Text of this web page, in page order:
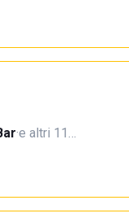
·e altri 11…